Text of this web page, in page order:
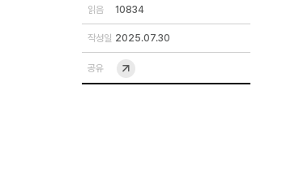
읽음 10834
작성일 2025.07.30
공유